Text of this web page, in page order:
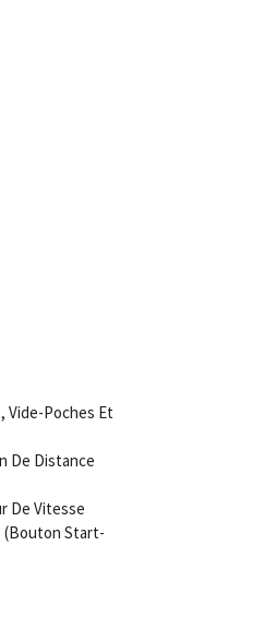
Vide-Poches Et
De Distance
De Vitesse
(Bouton Start-